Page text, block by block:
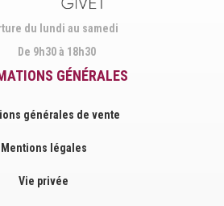
du lundi au samedi
9h30 à 18h30
GÉNÉRALES
générales de vente
Mentions légales
Vie privée